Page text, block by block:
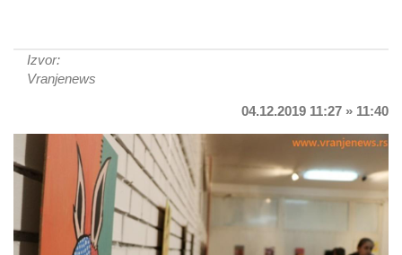
Izvor:
Vranjenews
04.12.2019 11:27 » 11:40